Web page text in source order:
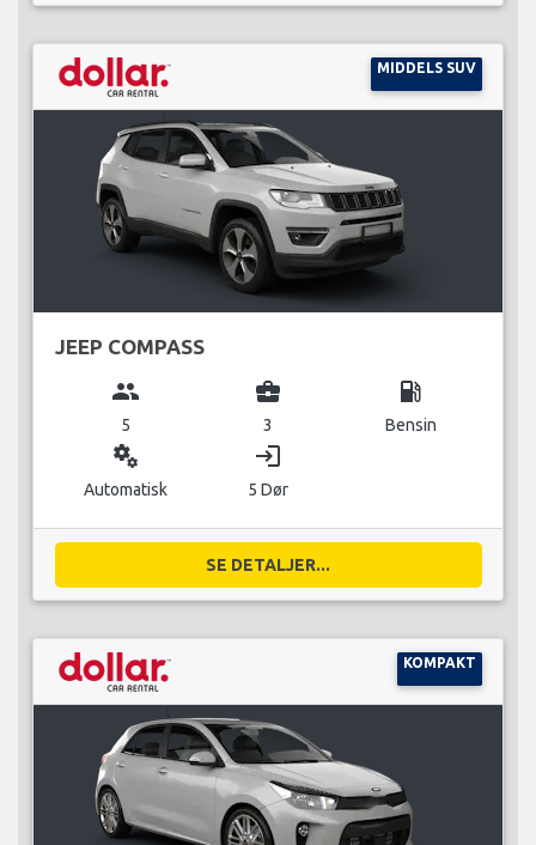
MIDDELS SUV
JEEP COMPASS
group
5
business_center
3
local_gas_station
Bensin
miscellaneous_services
Automatisk
login
5 Dør
SE DETALJER...
KOMPAKT